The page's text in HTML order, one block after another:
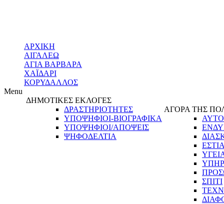
ΑΡΧΙΚΗ
ΑΙΓΑΛΕΩ
ΑΓΙΑ ΒΑΡΒΑΡΑ
ΧΑΪΔΑΡΙ
ΚΟΡΥΔΑΛΛΟΣ
Menu
ΔΗΜΟΤΙΚΕΣ ΕΚΛΟΓΕΣ
ΔΡΑΣΤΗΡΙΟΤΗΤΕΣ
ΥΠΟΨΗΦΙΟΙ-ΒΙΟΓΡΑΦΙΚΑ
ΥΠΟΨΗΦΙΟΙ/ΑΠΟΨΕΙΣ
ΨΗΦΟΔΕΛΤΙΑ
ΑΓΟΡΑ ΤΗΣ
ΣΠΙΤΙ